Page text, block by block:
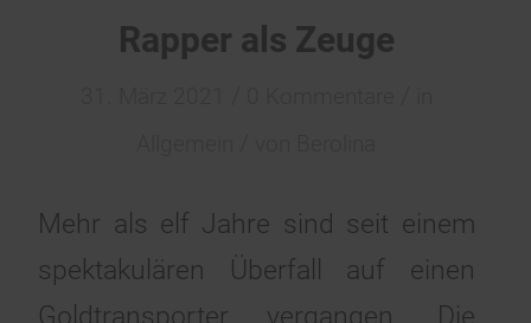
Rapper als Zeuge
Mehr als elf Jahre sind seit einem
spektakulären Überfall auf einen
Goldtransporter vergangen. Die